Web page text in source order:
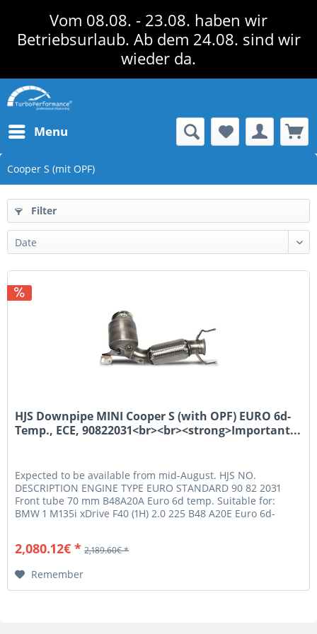
Vom 08.08. - 23.08. haben wir
Betriebsurlaub. Ab dem 24.08. sind wir
wieder da.
Menu
Cooper S (mit OPF)
Filter
HJS Downpipe MINI Cooper S (with OPF) EURO 6d-
Temp., ECE, 90822031<br><br><strong>Important...
Expected to be available from mid-August. HJS NO.
DESCRIPTION ENGINE TYPE EURO STANDARD 90 82 2031
Front tube 70 mm B48A20A Euro 6d temp. Suitable for:
BMW 1 M135i xDrive F40 (1H) 2.0 225 B48 A20E Euro 6d-
2,080.12€ * 2,189.60€ *
Remember